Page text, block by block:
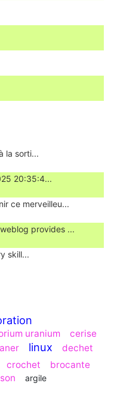
la sorti...
20:35:4...
ce merveilleu...
provides ...
skill...
uranium
cerise
linux
dechet
crochet
brocante
argile